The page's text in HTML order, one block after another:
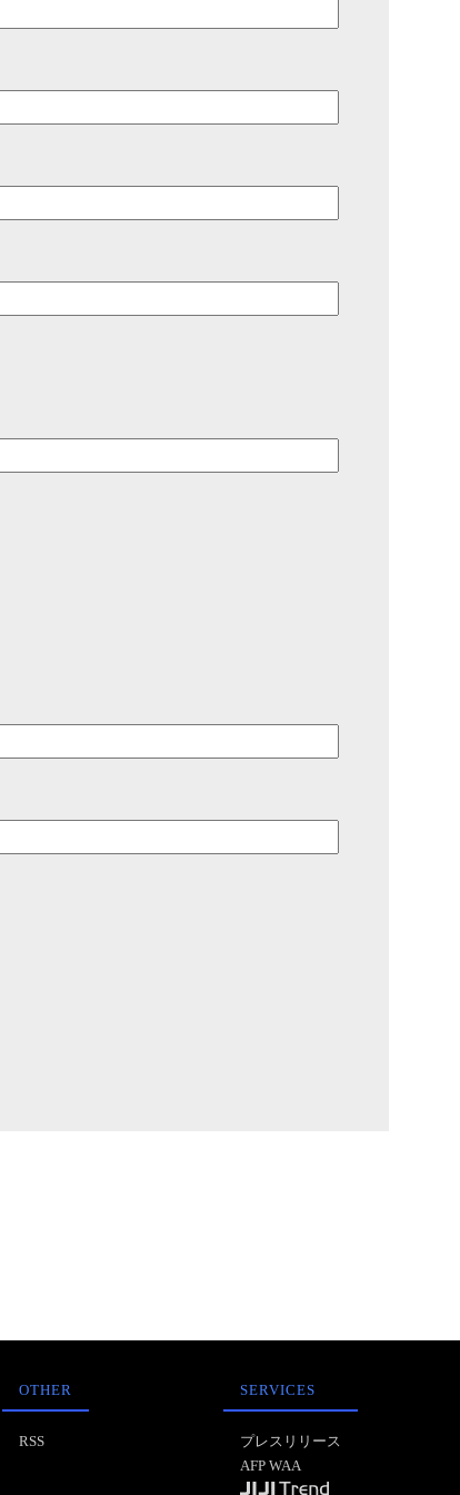
OTHER
RSS
SERVICES
プレスリリース
AFP WAA